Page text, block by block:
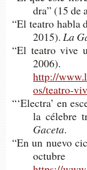
dra” (15 de
“El tea­tro habla
2015).La
“El tea­tro vive
http://
os/teatro-
“‘Elec­tra’ en
la céle­bre
Gaceta.
“En un nuevo